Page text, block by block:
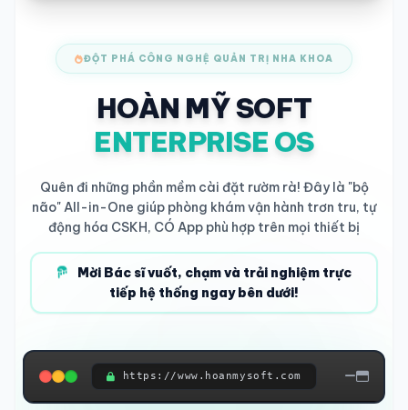
ĐỘT PHÁ CÔNG NGHỆ QUẢN TRỊ NHA KHOA
HOÀN MỸ SOFT
ENTERPRISE OS
Quên đi những phần mềm cài đặt rườm rà! Đây là "bộ
não" All-in-One giúp phòng khám vận hành trơn tru, tự
động hóa CSKH, CÓ App phù hợp trên mọi thiết bị
Mời Bác sĩ vuốt, chạm và trải nghiệm trực
tiếp hệ thống ngay bên dưới!
https://www.hoanmysoft.com